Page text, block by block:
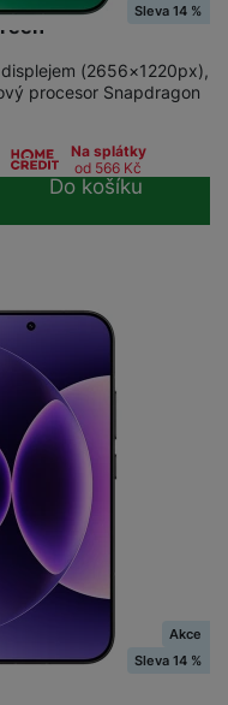
Sleva 14 %
(2656×1220px),
procesor Snapdragon
Na splátky
od 566 Kč
Do košíku
Akce
Sleva 14 %